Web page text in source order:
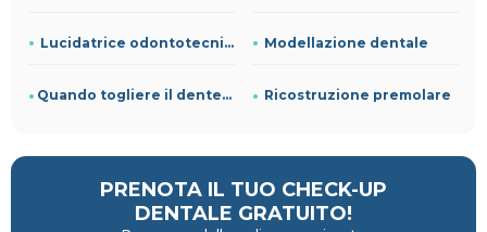
Lucidatrice odontotecnico Modellazione dentale
Quando togliere il dente del giudizio Ricostruzione premolare
PRENOTA IL TUO CHECK-UP
DENTALE GRATUITO!